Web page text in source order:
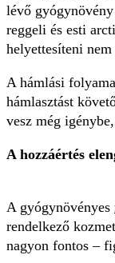
lévő
reggeli és esti
helyettesíteni nem
A hámlási
hámlasztást
vesz még
A hozzáértés
A gyógynövényes
rendelkező
nagyon fontos –